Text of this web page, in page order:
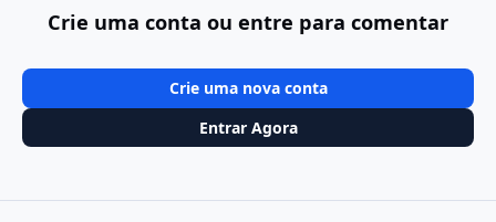
Crie uma conta ou entre para comentar
Crie uma nova conta
Entrar Agora